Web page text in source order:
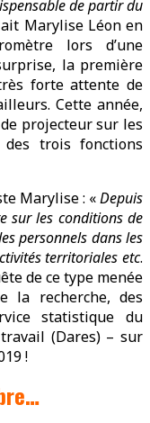
de partir du
Marylise Léon en
lors d’une
la première
forte attente de
Cette année,
projecteur sur les
trois fonctions
Marylise : «Depuis
sur les conditions de
personnels dans les
territoriales etc.
de ce type menée
la recherche, des
statistique du
(Dares) – sur
!